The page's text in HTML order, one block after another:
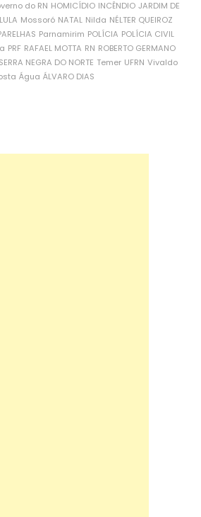
do RN HOMICÍDIO INCÊNDIO JARDIM DE
LULA Mossoró NATAL Nilda NÉLTER QUEIROZ
Parnamirim POLÍCIA POLÍCIA CIVIL
PRF RAFAEL MOTTA RN ROBERTO GERMANO
SERRA NEGRA DO NORTE Temer UFRN Vivaldo
Água ÁLVARO DIAS